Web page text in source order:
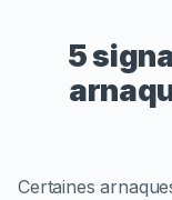
5
Certaines